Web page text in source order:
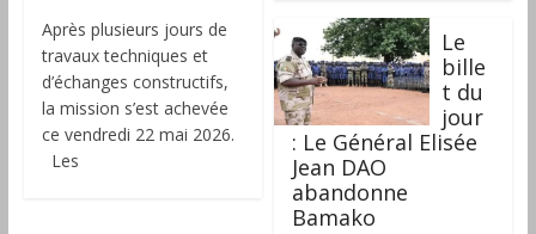
Après plusieurs jours de
travaux techniques et
d’échanges constructifs,
la mission s’est achevée
ce vendredi 22 mai 2026.
Les
‎Le
bille
t du
jour
: Le Général Elisée
Jean DAO
abandonne
Bamako